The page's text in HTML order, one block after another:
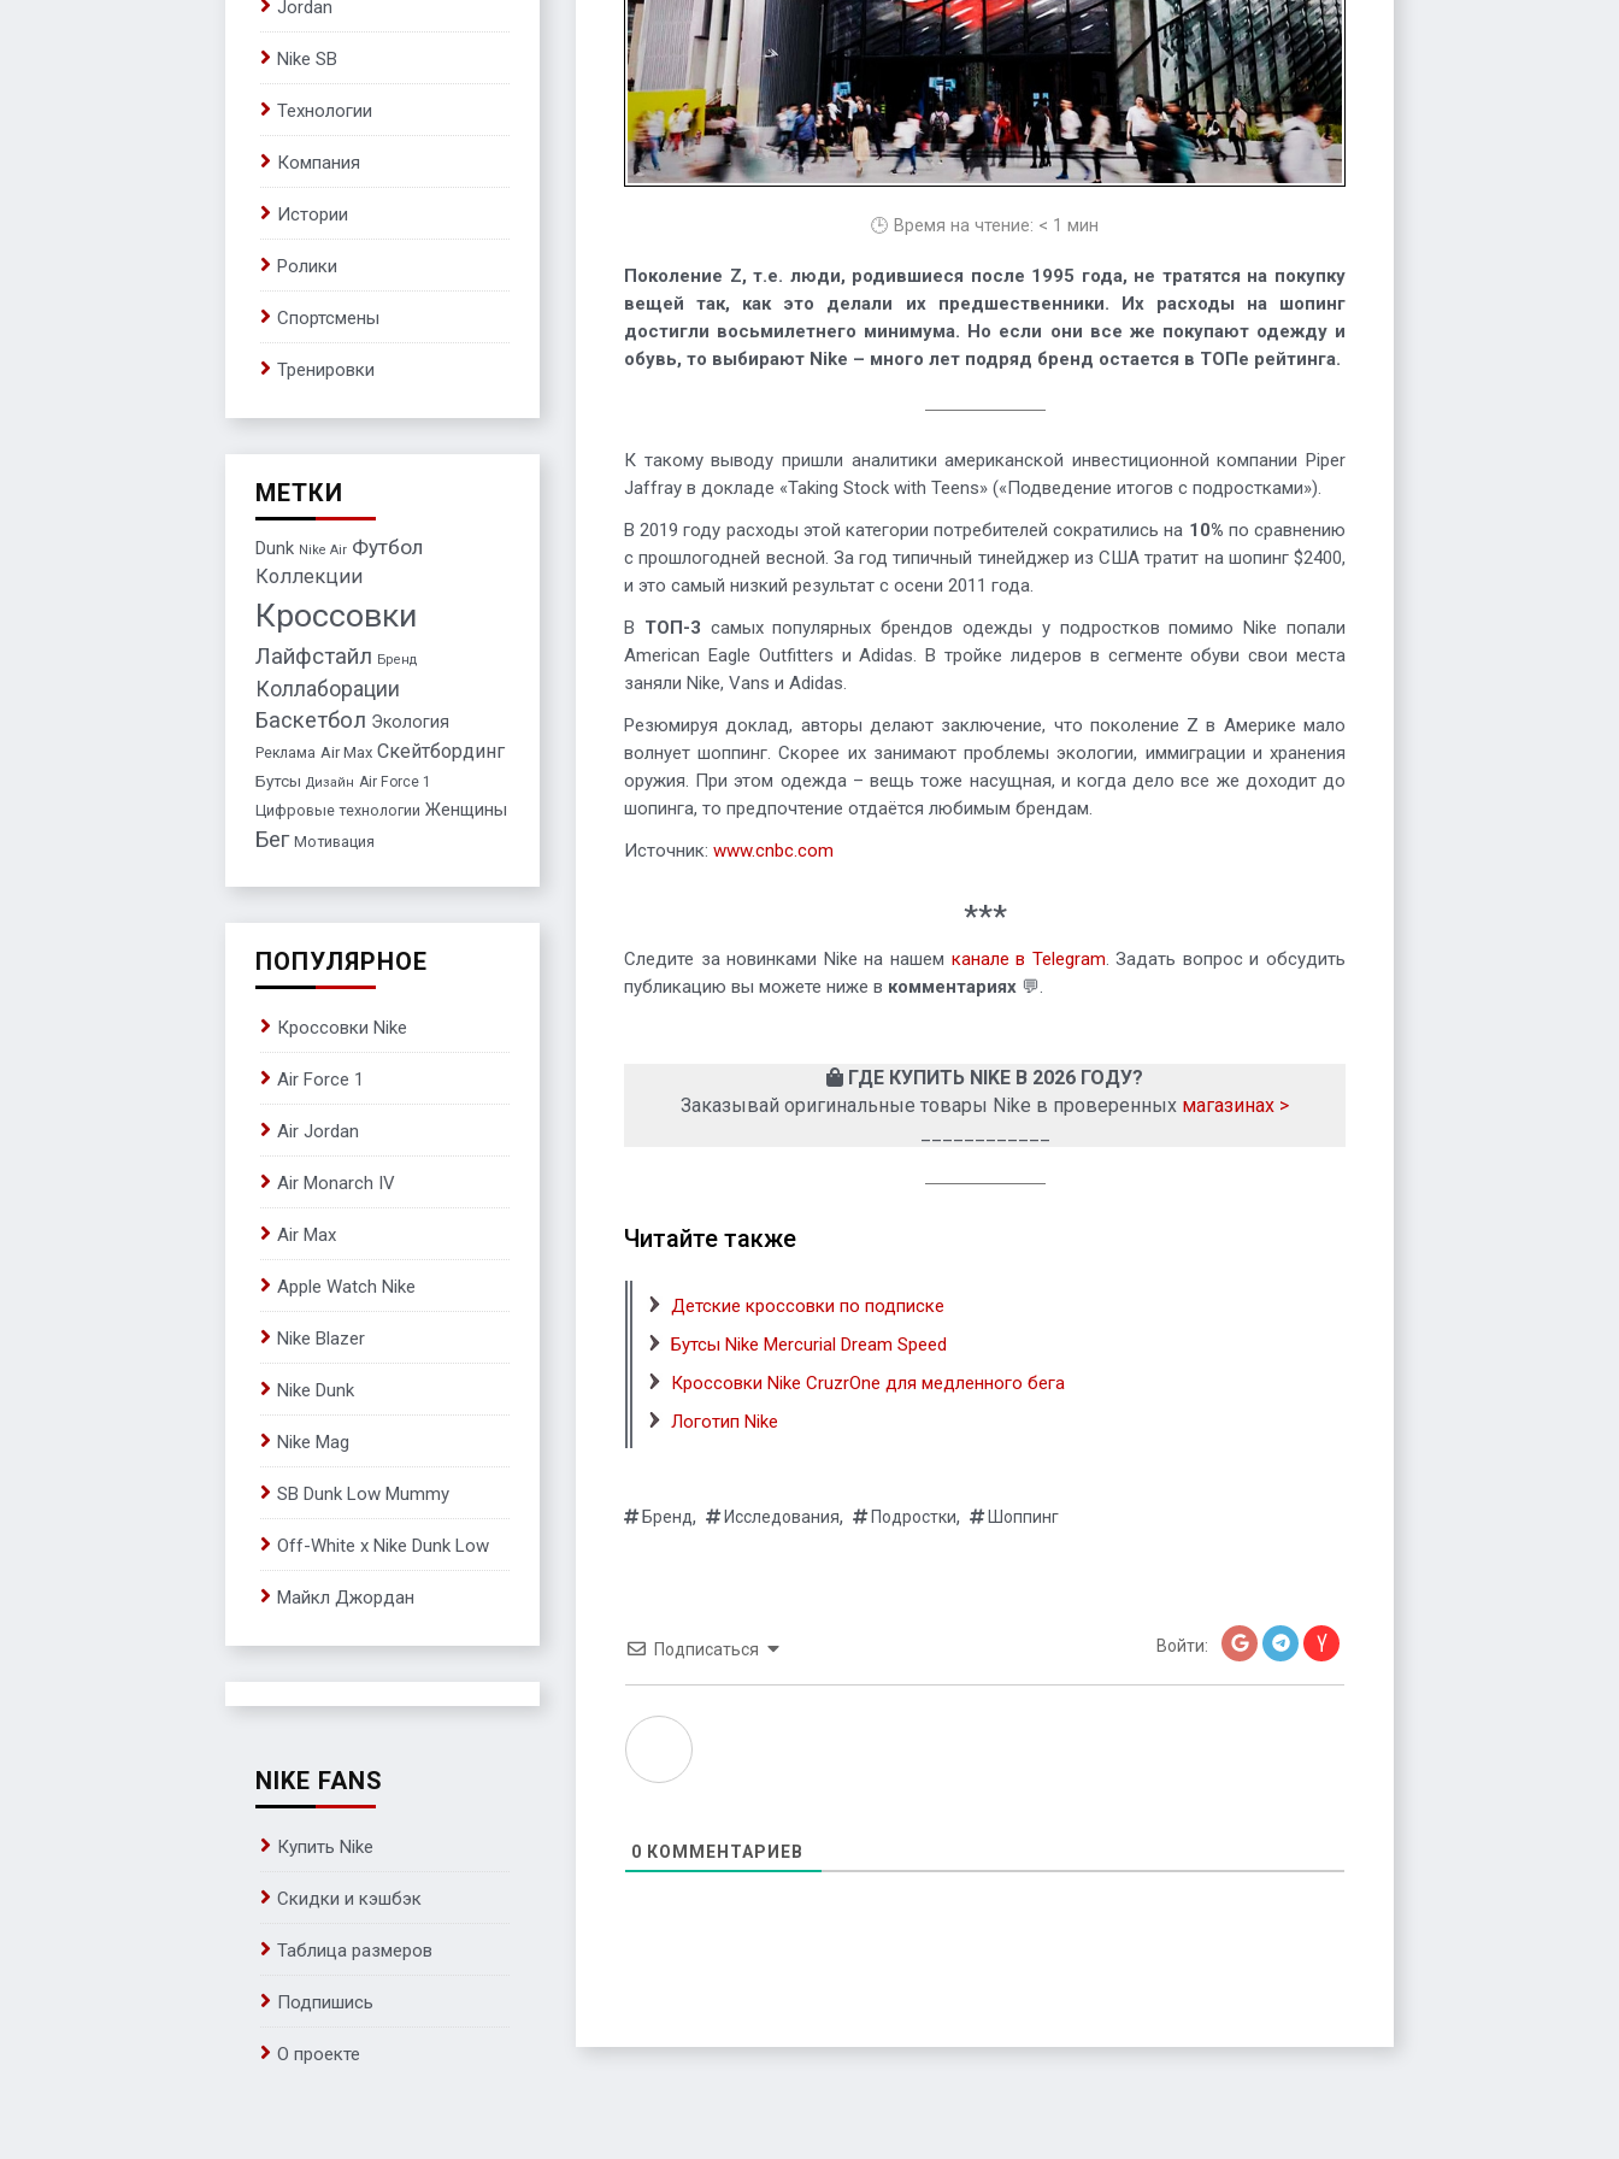
🕒 Время на чтение: < 1 мин
Поколение Z, т.е. люди, родившиеся после 1995 года, не тратятся на покупку
вещей так, как это делали их предшественники. Их расходы на шопинг
достигли восьмилетнего минимума. Но если они все же покупают одежду и
обувь, то выбирают Nike – много лет подряд бренд остается в ТОПе рейтинга.
К такому выводу пришли аналитики американской инвестиционной компании Piper
Jaffray в докладе «Taking Stock with Teens» («Подведение итогов с подростками»).
В 2019 году расходы этой категории потребителей сократились на 10% по сравнению
с прошлогодней весной. За год типичный тинейджер из США тратит на шопинг $2400,
и это самый низкий результат с осени 2011 года.
В ТОП-3 самых популярных брендов одежды у подростков помимо Nike попали
American Eagle Outfitters и Adidas. В тройке лидеров в сегменте обуви свои места
заняли Nike, Vans и Adidas.
Резюмируя доклад, авторы делают заключение, что поколение Z в Америке мало
волнует шоппинг. Скорее их занимают проблемы экологии, иммиграции и хранения
оружия. При этом одежда – вещь тоже насущная, и когда дело все же доходит до
шопинга, то предпочтение отдаётся любимым брендам.
Источник: www.cnbc.com
***
Следите за новинками Nike на нашем канале в Telegram. Задать вопрос и обсудить
публикацию вы можете ниже в комментариях 💬.
ГДЕ КУПИТЬ NIKE В 2026 ГОДУ?
Заказывай оригинальные товары Nike в проверенных магазинах >
Читайте также
Детские кроссовки по подписке
Бутсы Nike Mercurial Dream Speed
Кроссовки Nike CruzrOne для медленного бега
Логотип Nike
Бренд, Исследования, Подростки, Шоппинг
Подписаться Войти:
0 КОММЕНТАРИЕВ
Jordan
Nike SB
Технологии
Компания
Истории
Ролики
Спортсмены
Тренировки
МЕТКИ
Dunk Nike Air Футбол
Коллекции
Кроссовки
Лайфстайл Бренд
Коллаборации
Баскетбол Экология
Реклама Air Max Скейтбординг
Бутсы Дизайн Air Force 1
Цифровые технологии Женщины
Бег Мотивация
ПОПУЛЯРНОЕ
Кроссовки Nike
Air Force 1
Air Jordan
Air Monarch IV
Air Max
Apple Watch Nike
Nike Blazer
Nike Dunk
Nike Mag
SB Dunk Low Mummy
Off-White x Nike Dunk Low
Майкл Джордан
NIKE FANS
Купить Nike
Скидки и кэшбэк
Таблица размеров
Подпишись
О проекте